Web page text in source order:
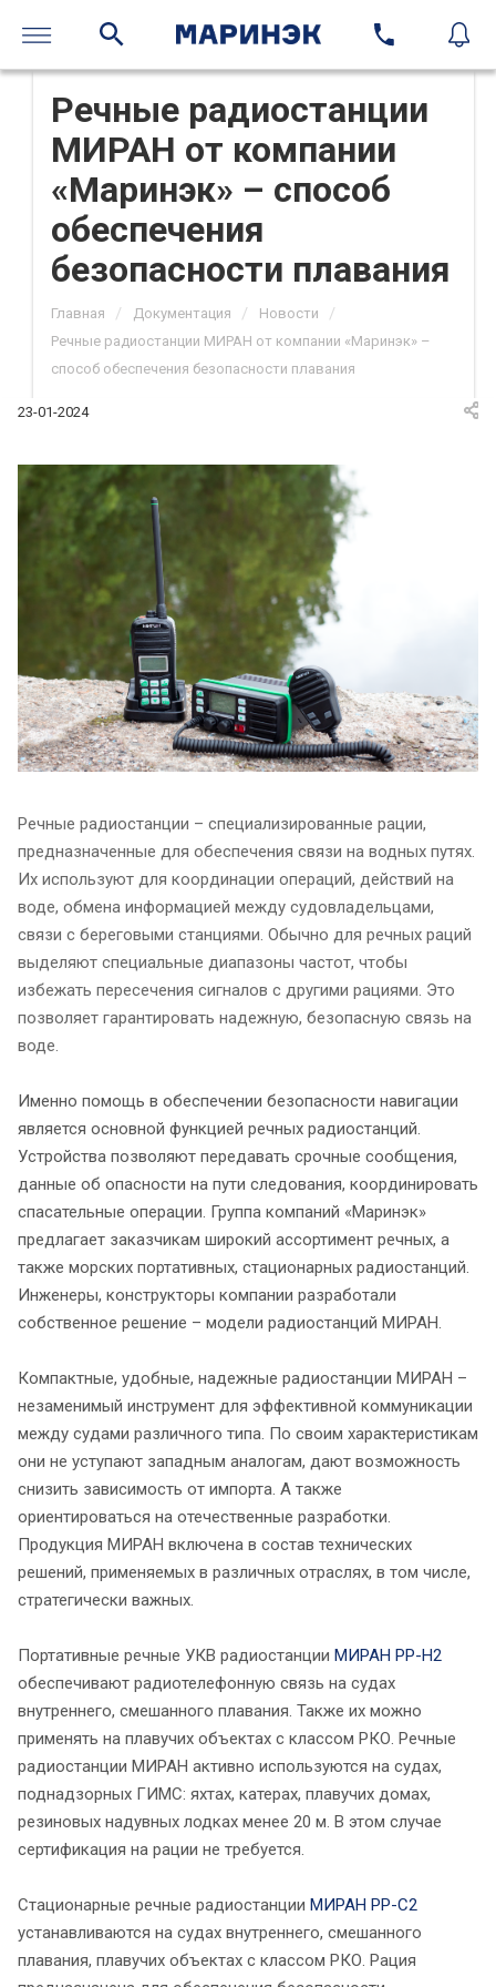
Речные радиостанции
МИРАН от компании
«Маринэк» – способ
обеспечения
безопасности плавания
Главная / Документация / Новости /
Речные радиостанции МИРАН от компании «Маринэк» –
способ обеспечения безопасности плавания
23-01-2024
Речные радиостанции – специализированные рации,
предназначенные для обеспечения связи на водных путях.
Их используют для координации операций, действий на
воде, обмена информацией между судовладельцами,
связи с береговыми станциями. Обычно для речных раций
выделяют специальные диапазоны частот, чтобы
избежать пересечения сигналов с другими рациями. Это
позволяет гарантировать надежную, безопасную связь на
воде.
Именно помощь в обеспечении безопасности навигации
является основной функцией речных радиостанций.
Устройства позволяют передавать срочные сообщения,
данные об опасности на пути следования, координировать
спасательные операции. Группа компаний «Маринэк»
предлагает заказчикам широкий ассортимент речных, а
также морских портативных, стационарных радиостанций.
Инженеры, конструкторы компании разработали
собственное решение – модели радиостанций МИРАН.
Компактные, удобные, надежные радиостанции МИРАН –
незаменимый инструмент для эффективной коммуникации
между судами различного типа. По своим характеристикам
они не уступают западным аналогам, дают возможность
снизить зависимость от импорта. А также
ориентироваться на отечественные разработки.
Продукция МИРАН включена в состав технических
решений, применяемых в различных отраслях, в том числе,
стратегически важных.
Портативные речные УКВ радиостанции МИРАН РР-Н2
обеспечивают радиотелефонную связь на судах
внутреннего, смешанного плавания. Также их можно
применять на плавучих объектах с классом РКО. Речные
радиостанции МИРАН активно используются на судах,
поднадзорных ГИМС: яхтах, катерах, плавучих домах,
резиновых надувных лодках менее 20 м. В этом случае
сертификация на рации не требуется.
Стационарные речные радиостанции МИРАН РР-С2
устанавливаются на судах внутреннего, смешанного
плавания, плавучих объектах с классом РКО. Рация